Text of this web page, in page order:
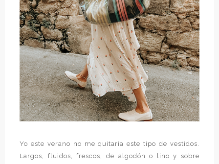
Yo este verano no me quitaría este tipo de vestidos.
Largos, fluidos, frescos, de algodón o lino y sobre